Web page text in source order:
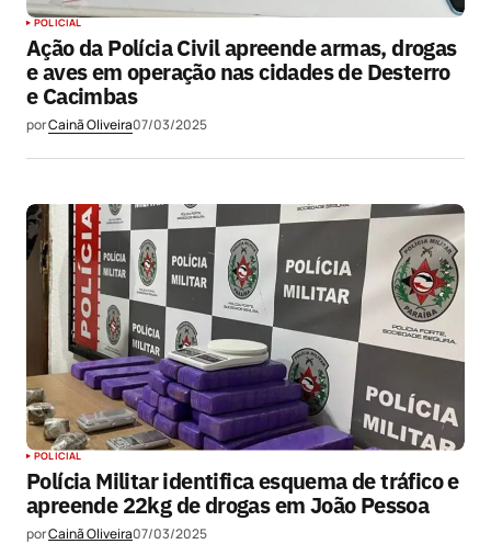
POLICIAL
Ação da Polícia Civil apreende armas, drogas
e aves em operação nas cidades de Desterro
e Cacimbas
porCainã Oliveira07/03/2025
POLICIAL
Polícia Militar identifica esquema de tráfico e
apreende 22kg de drogas em João Pessoa
porCainã Oliveira07/03/2025